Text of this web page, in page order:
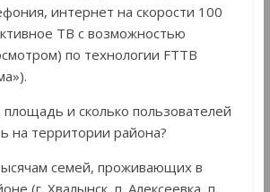
интернет на скорости 100
ТВ с возможностью
по технологии FTTВ
и сколько пользователей
на территории района?
семей, проживающих в
(г. Хвалынск, п. Алексеевка, п.